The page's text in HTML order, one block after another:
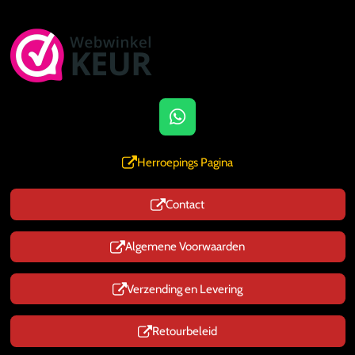
W
h
a
s
A
p
p
Herroepings Pagina
Contact
Algemene Voorwaarden
Verzending en Levering
Retourbeleid